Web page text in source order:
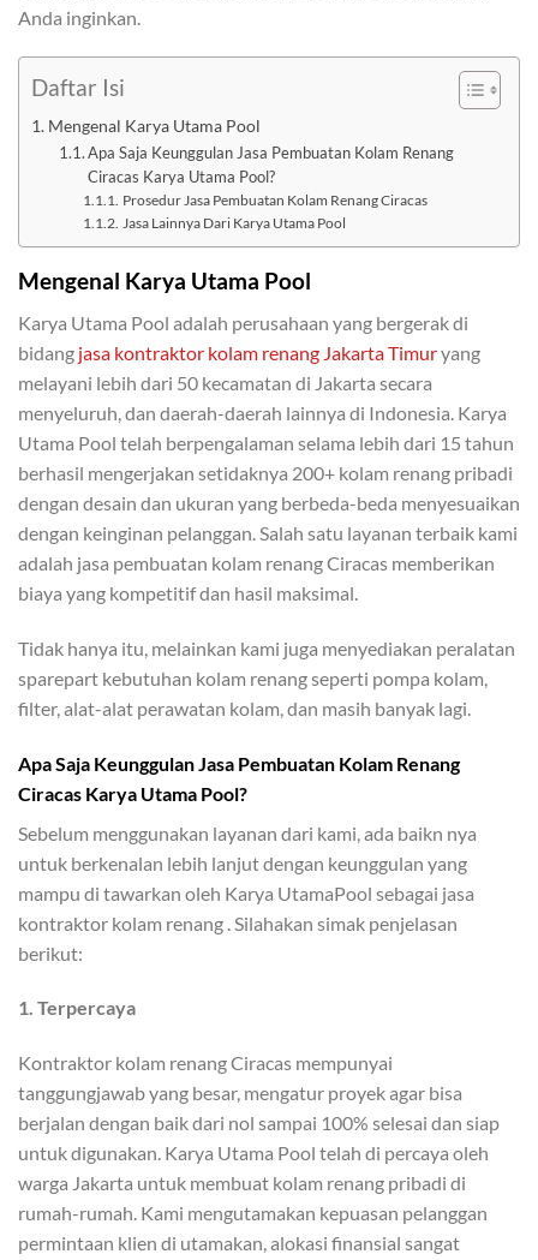
Anda inginkan.
Daftar Isi
Mengenal Karya Utama Pool
Apa Saja Keunggulan Jasa Pembuatan Kolam Renang
Ciracas Karya Utama Pool?
Prosedur Jasa Pembuatan Kolam Renang Ciracas
Jasa Lainnya Dari Karya Utama Pool
Mengenal Karya Utama Pool
Karya Utama Pool adalah perusahaan yang bergerak di
bidang jasa kontraktor kolam renang Jakarta Timuryang
melayani lebih dari 50 kecamatan di Jakarta secara
menyeluruh, dan daerah-daerah lainnya di Indonesia. Karya
Utama Pool telah berpengalaman selama lebih dari 15 tahun
berhasil mengerjakan setidaknya 200+ kolam renang pribadi
dengan desain dan ukuran yang berbeda-beda menyesuaikan
dengan keinginan pelanggan. Salah satu layanan terbaik kami
adalah jasa pembuatan kolam renang Ciracas memberikan
biaya yang kompetitif dan hasil maksimal.
Tidak hanya itu, melainkan kami juga menyediakan peralatan
sparepart kebutuhan kolam renang seperti pompa kolam,
filter, alat-alat perawatan kolam, dan masih banyak lagi.
Apa Saja Keunggulan Jasa Pembuatan Kolam Renang
Ciracas Karya Utama Pool?
Sebelum menggunakan layanan dari kami, ada baikn nya
untuk berkenalan lebih lanjut dengan keunggulan yang
mampu di tawarkan oleh Karya UtamaPool sebagai jasa
kontraktor kolam renang . Silahakan simak penjelasan
berikut:
1. Terpercaya
Kontraktor kolam renang Ciracas mempunyai
tanggungjawab yang besar, mengatur proyek agar bisa
berjalan dengan baik dari nol sampai 100% selesai dan siap
untuk digunakan. Karya Utama Pool telah di percaya oleh
warga Jakarta untuk membuat kolam renang pribadi di
rumah-rumah. Kami mengutamakan kepuasan pelanggan
permintaan klien di utamakan, alokasi finansial sangat